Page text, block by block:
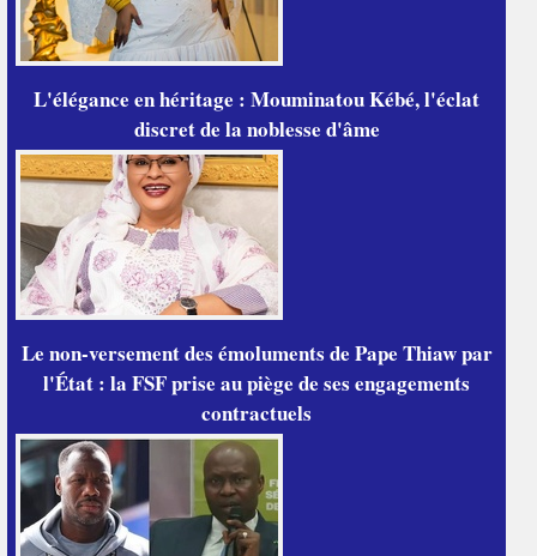
L'élégance en héritage : Mouminatou Kébé, l'éclat
discret de la noblesse d'âme
Le non-versement des émoluments de Pape Thiaw par
l'État : la FSF prise au piège de ses engagements
contractuels